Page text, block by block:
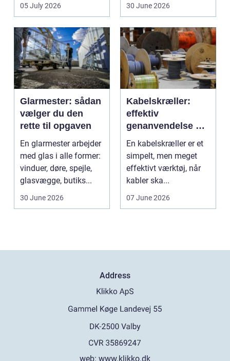
05 July 2026 30 June 2026
Glarmester: sådan
vælger du den
rette til opgaven
En glarmester arbejder
med glas i alle former:
vinduer, døre, spejle,
glasvægge, butiks...
30 June 2026
Kabelskræller:
effektiv
genanvendelse og
bedre økonomi i
kabelhåndtering
En kabelskræller er et
simpelt, men meget
effektivt værktøj, når
kabler ska...
07 June 2026
Address
web: www.klikko.dk